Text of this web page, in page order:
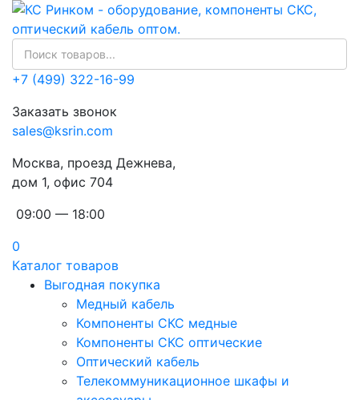
+7 (499) 322-16-99
Заказать звонок
sales@ksrin.com
Москва, проезд Дежнева,
дом 1, офис 704
09:00 — 18:00
0
Каталог товаров
Выгодная покупка
Медный кабель
Компоненты СКС медные
Компоненты СКС оптические
Оптический кабель
Телекоммуникационное шкафы и